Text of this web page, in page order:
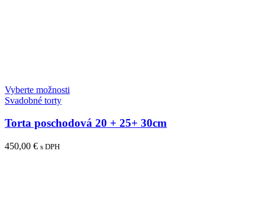
Vyberte možnosti
Svadobné torty
Torta poschodová 20 + 25+ 30cm
450,00 € s DPH